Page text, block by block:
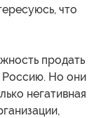
что
продать
Россию. Но они
негативная